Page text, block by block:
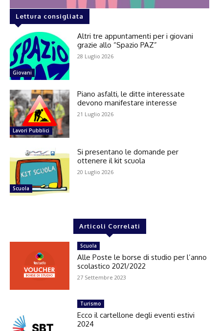
Lettura consigliata
Giovani
Altri tre appuntamenti per i giovani
grazie allo “Spazio PAZ”
28 Luglio 2026
Lavori Pubblici
Piano asfalti, le ditte interessate
devono manifestare interesse
21 Luglio 2026
Scuola
Si presentano le domande per
ottenere il kit scuola
20 Luglio 2026
Articoli Correlati
Scuola
Alle Poste le borse di studio per l’anno
scolastico 2021/2022
27 Settembre 2023
Turismo
Ecco il cartellone degli eventi estivi
2024